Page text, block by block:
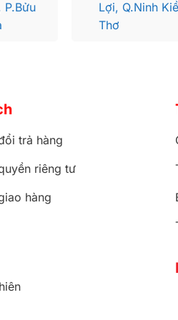
khiến cho sản phẩm càng trở
dành cho những người thèm
1 hộc kéo tủ lớn rộng rãi
đảm bảo hài lòng
P.Bửu
Lợi, Q.Ninh
Thơ
trả hàng
riêng tư
hàng